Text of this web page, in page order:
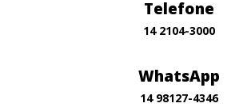
Telefone
14 2104-3000
WhatsApp
14 98127-4346